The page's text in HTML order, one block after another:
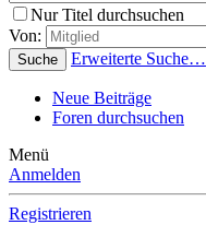
Nur Titel durchsuchen
Von:
Suche Erweiterte Suche…
Neue Beiträge
Foren durchsuchen
Menü
Anmelden
Registrieren